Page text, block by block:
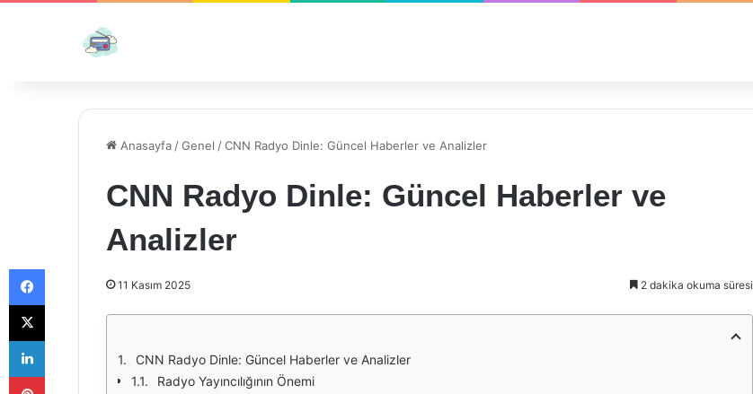
Anasayfa /Genel /CNN Radyo Dinle: Güncel Haberler ve Analizler
CNN Radyo Dinle: Güncel Haberler ve
Analizler
11 Kasım 2025 2 dakika okuma süresi
CNN Radyo Dinle: Güncel Haberler ve Analizler
Radyo Yayıncılığının Önemi
Facebook
X
LinkedIn
Pinterest